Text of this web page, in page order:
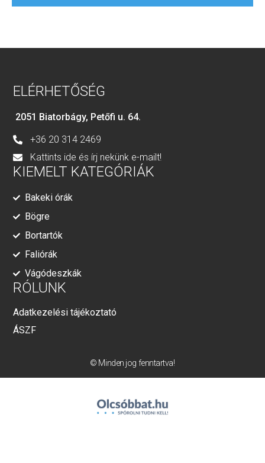
ELÉRHETŐSÉG
2051 Biatorbágy, Petőfi u. 64.
+36 20 314 2469
Kattints ide és írj nekünk e-mailt!
KIEMELT KATEGÓRIÁK
Bakeki órák
Bögre
Bortartók
Faliórák
Vágódeszkák
RÓLUNK
Adatkezelési tájékoztató
ÁSZF
© Minden jog fenntartva!